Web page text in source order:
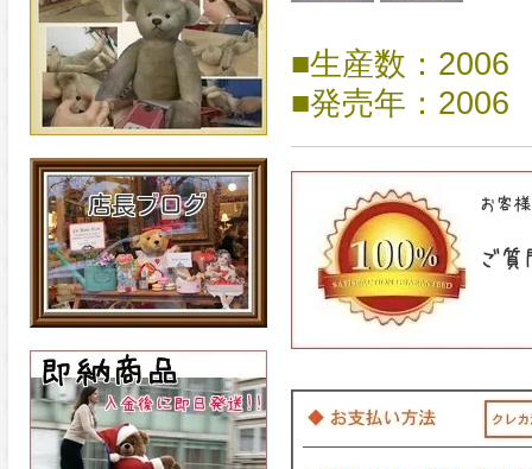
■生産数：2006
■発売年：2006